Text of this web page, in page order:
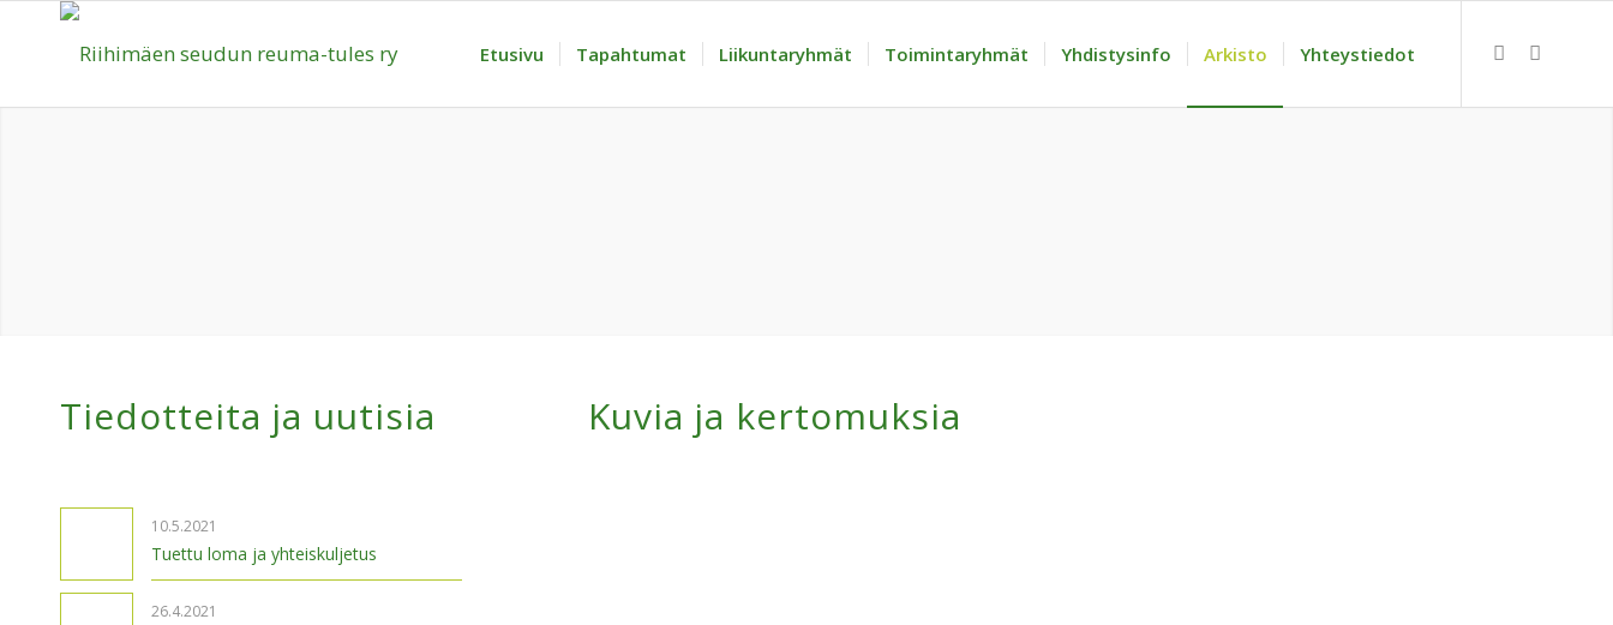
Etusivu Tapahtumat Liikuntaryhmät Toimintaryhmät Yhdistysinfo Arkisto Yhteystiedot
Tiedotteita ja uutisia
10.5.2021
Tuettu loma ja yhteiskuljetus
26.4.2021
Kuvia ja kertomuksia